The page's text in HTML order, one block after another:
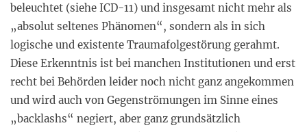
beleuchtet (siehe ICD-11) und insgesamt nicht mehr als
„absolut seltenes Phänomen“, sondern als in sich
logische und existente Traumafolgestörung gerahmt.
Diese Erkenntnis ist bei manchen Institutionen und erst
recht bei Behörden leider noch nicht ganz angekommen
und wird auch von Gegenströmungen im Sinne eines
„backlashs“ negiert, aber ganz grundsätzlich